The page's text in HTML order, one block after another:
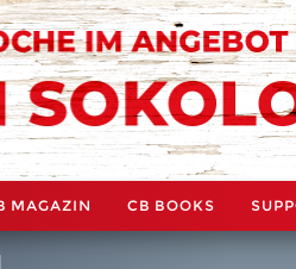
MAGAZIN CB BOOKS